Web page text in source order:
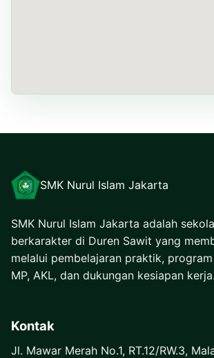
SMK Nurul Islam Jakarta
SMK Nurul Islam Jakarta adalah
berkarakter di Duren Sawit yang
melalui pembelajaran praktik, program
MP, AKL, dan dukungan kesiapan kerja.
Kontak
Jl. Mawar Merah No.1, RT.12/RW.3,